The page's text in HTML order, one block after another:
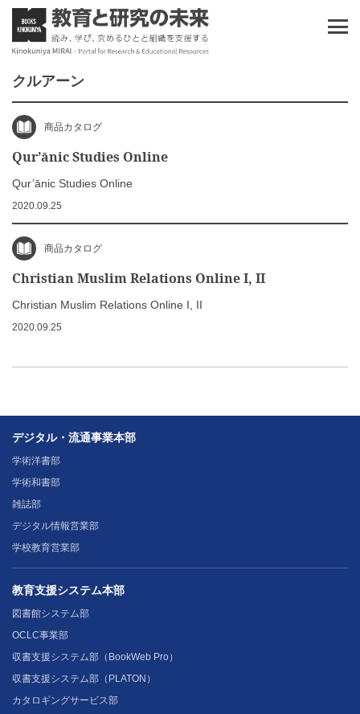
クルアーン
商品カタログ
Qur’ānic Studies Online
Qur’ānic Studies Online
2020.09.25
商品カタログ
Christian Muslim Relations Online I, II
Christian Muslim Relations Online I, II
2020.09.25
デジタル・流通事業本部
学術洋書部
学術和書部
雑誌部
デジタル情報営業部
学校教育営業部
教育支援システム本部
図書館システム部
OCLC事業部
収書支援システム部（BookWeb Pro）
収書支援システム部（PLATON）
カタロギングサービス部